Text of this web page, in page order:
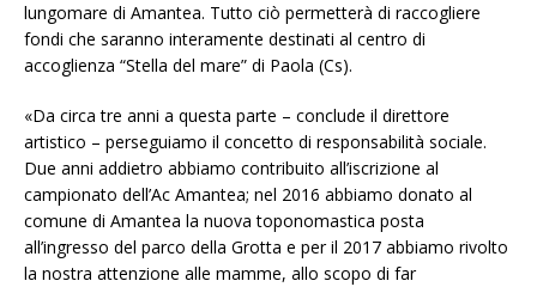
lungomare di Amantea. Tutto ciò permetterà di raccogliere
fondi che saranno interamente destinati al centro di
accoglienza “Stella del mare” di Paola (Cs).
«Da circa tre anni a questa parte – conclude il direttore
artistico – perseguiamo il concetto di responsabilità sociale.
Due anni addietro abbiamo contribuito all’iscrizione al
campionato dell’Ac Amantea; nel 2016 abbiamo donato al
comune di Amantea la nuova toponomastica posta
all’ingresso del parco della Grotta e per il 2017 abbiamo rivolto
la nostra attenzione alle mamme, allo scopo di far